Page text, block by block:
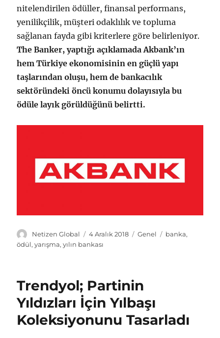
nitelendirilen ödüller, finansal performans,
yenilikçilik, müşteri odaklılık ve topluma
sağlanan fayda gibi kriterlere göre belirleniyor.
The Banker, yaptığı açıklamadaAkbank’ın
hem Türkiye ekonomisinin en güçlü yapı
taşlarından oluşu, hem de bankacılık
sektöründeki öncü konumu dolayısıyla bu
ödüle layık görüldüğünü belirtti.
Y
a
Netizen Global
Y
a
t
r
i
h
4 Aralık 2018
K
o
i
l
e
Genel
E
r
banka,
ödül,yarışma,yılın bankası
Trendyol; Partinin
Yıldızları İçin Yılbaşı
Koleksiyonunu Tasarladı